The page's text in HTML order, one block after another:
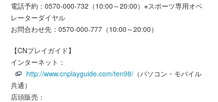
電話予約：0570-000-732（10:00～20:00）※スポーツ専用オペ
レーターダイヤル
お問合わせ先：0570-000-777（10:00～20:00）
【CNプレイガイド】
インターネット：
http://www.cnplayguide.com/ten98/ （パソコン・モバイル
共通）
店頭販売：